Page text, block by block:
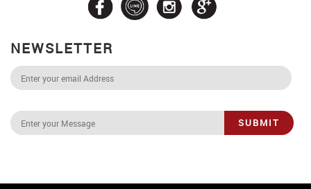
NEWSLETTER
SUBMIT